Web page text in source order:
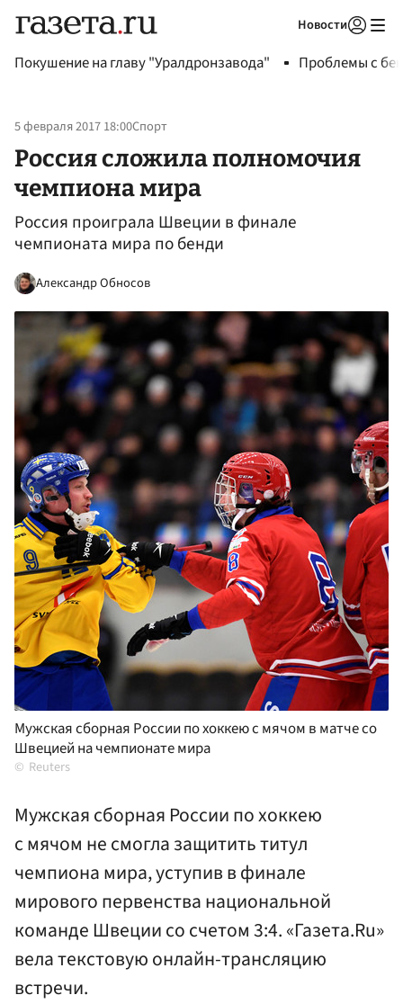
Новости
Покушение на главу "Уралдронзавода" Проблемы с
5 февраля 2017 18:00Спорт
Россия сложила полномочия
чемпиона мира
Россия проиграла Швеции в финале
чемпионата мира по бенди
Александр Обносов
Мужская сборная России по хоккею с мячом в матче со
Швецией на чемпионате мира
Reuters
Мужская сборная России по хоккею
с мячом не смогла защитить титул
чемпиона мира, уступив в финале
мирового первенства национальной
команде Швеции со счетом 3:4. «Газета.Ru»
вела текстовую онлайн-трансляцию
встречи.